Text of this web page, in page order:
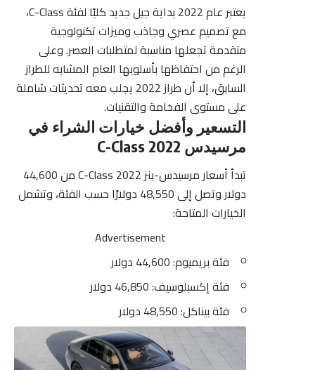
يعتبر عام 2022 بداية جيل جديد كليًا لفئة C-Class،
مع تصميم عصري وجاذب وميزات تكنولوجية
متقدمة تجعلها مناسبة لمتطلبات العصر. وعلى
الرغم من احتفاظها بأسلوبها العام المشابه للطراز
السابق، إلا أن طراز 2022 يجلب معه تحديثات شاملة
على مستوى الفخامة والتقنيات.
التسعير وأفضل خيارات الشراء في
مرسيدس C-Class 2022
تبدأ أسعار مرسيدس-بنز C-Class 2022 من 44,600
دولار وتصل إلى 48,550 دولارًا حسب الفئة، وتشمل
الخيارات المتاحة:
Advertisement
فئة بريميوم: 44,600 دولار
فئة إكسبلوسيف: 46,850 دولار
فئة بيناكل: 48,550 دولار